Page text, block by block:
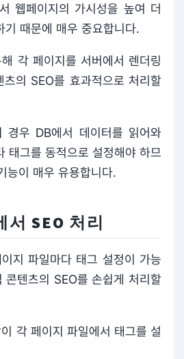
웹페이지의 가시성을 높여 더
기 때문에 매우 중요합니다.
각 페이지를 서버에서 렌더링
의 SEO를 효과적으로 처리할
경우 DB에서 데이터를 읽어와
태그를 동적으로 설정해야 하므
이 매우 유용합니다.
서 SEO 처리
지 파일마다 태그 설정이 가능
콘텐츠의 SEO를 손쉽게 처리할
각 페이지 파일에서 태그를 설